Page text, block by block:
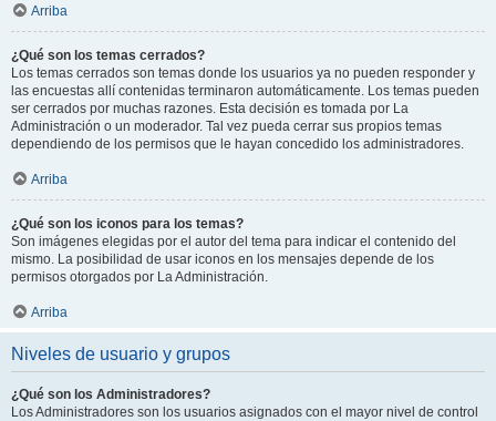
Arriba
¿Qué son los temas cerrados?
Los temas cerrados son temas donde los usuarios ya no pueden responder y
las encuestas allí contenidas terminaron automáticamente. Los temas pueden
ser cerrados por muchas razones. Esta decisión es tomada por La
Administración o un moderador. Tal vez pueda cerrar sus propios temas
dependiendo de los permisos que le hayan concedido los administradores.
Arriba
¿Qué son los iconos para los temas?
Son imágenes elegidas por el autor del tema para indicar el contenido del
mismo. La posibilidad de usar iconos en los mensajes depende de los
permisos otorgados por La Administración.
Arriba
Niveles de usuario y grupos
¿Qué son los Administradores?
Los Administradores son los usuarios asignados con el mayor nivel de control